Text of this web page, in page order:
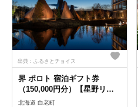
出典：ふるさとチョイス
界 ポロト 宿泊ギフト券
（150,000円分）【星野リゾ
ート】BL004
北海道 白老町